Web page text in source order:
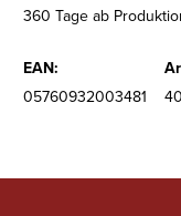
360 Tage ab
EAN:
05760932003481